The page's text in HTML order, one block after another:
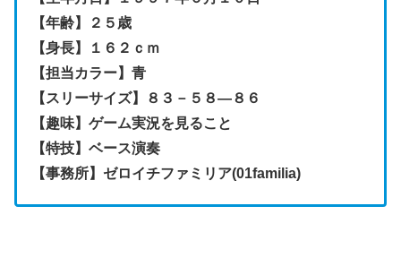
【年齢】２５歳
【身長】１６２ｃｍ
【担当カラー】青
【スリーサイズ】８３－５８―８６
【趣味】ゲーム実況を見ること
【特技】ベース演奏
【事務所】ゼロイチファミリア(01familia)